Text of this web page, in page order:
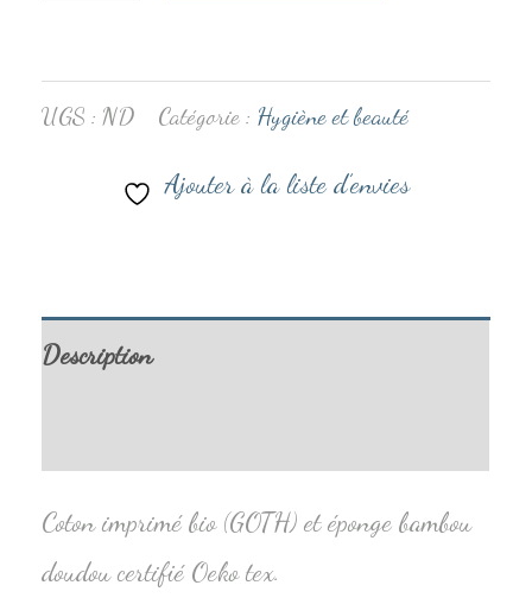
UGS :ND Catégorie : Hygiène et beauté
Ajouter à la liste d’envies
Description
Coton imprimé bio (GOTH) et éponge bambou
doudou certifié Oeko tex.